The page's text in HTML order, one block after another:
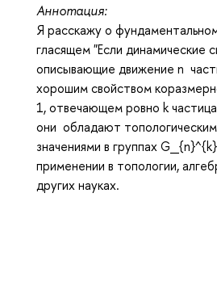
Аннотация:
Я расскажу о
гласящем "Если динамические
описывающие движение n
хорошим свойством
1, отвечающем ровно k
они обладают
значениями в группах
применении в топологии,
других науках.